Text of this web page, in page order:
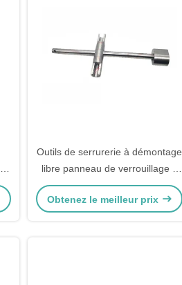
Outils de serrurerie à démontage
libre panneau de verrouillage à
torsion forte troisième génération
verrouillage à torsion universel
Obtenez le meilleur prix